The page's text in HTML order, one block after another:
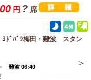
円 ? 席
ﾄﾞﾊﾞｼ梅田・難波 スタン
難波 06:40